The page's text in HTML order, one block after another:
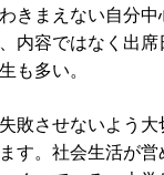
きまえない自分中
内容ではなく出
も多い。
敗させないよう大
す。社会生活が営